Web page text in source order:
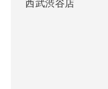
西武渋谷店